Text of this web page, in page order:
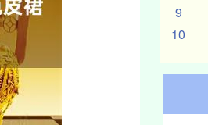
9
10